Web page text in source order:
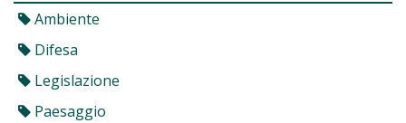
Ambiente
Difesa
Legislazione
Paesaggio